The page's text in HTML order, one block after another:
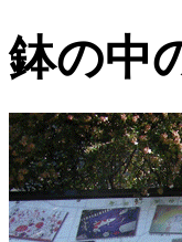
鉢の中